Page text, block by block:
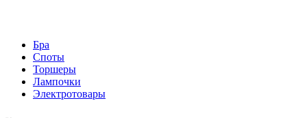
Бра
Споты
Торшеры
Лампочки
Электротовары